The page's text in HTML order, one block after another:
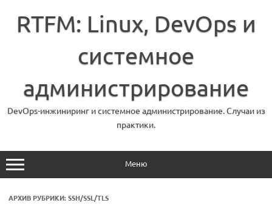
содержимому
RTFM: Linux, DevOps и
системное
администрирование
DevOps-инжиниринг и системное администрирование. Случаи из
практики.
Меню
АРХИВ РУБРИКИ:SSH/SSL/TLS